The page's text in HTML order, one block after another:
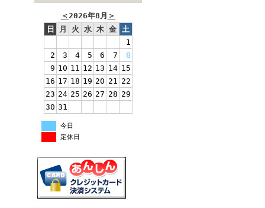
＜2026年8月 ＞
日
月 火 水 木 金 土
1
2
3 4 5 6 7
8
9 10 11 12 13 14 15
16 17 18 19 20 21 22
23 24 25 26 27 28 29
30 31
今日
定休日